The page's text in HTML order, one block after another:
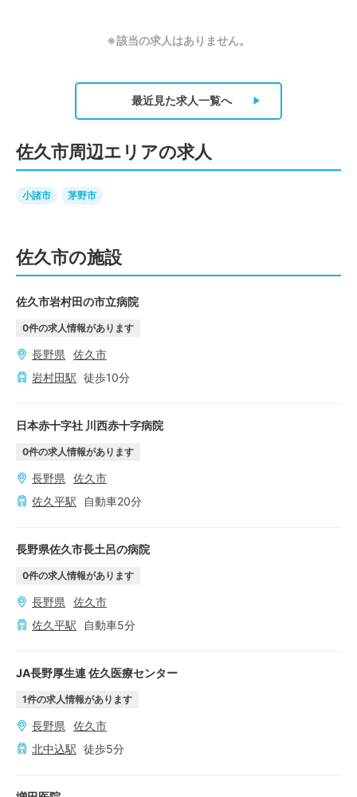
※該当の求人はありません。
最近見た求人一覧へ
佐久市周辺エリアの求人
小諸市 茅野市
佐久市の施設
佐久市岩村田の市立病院
0件の求人情報があります
長野県
佐久市
岩村田駅 徒歩10分
日本赤十字社 川西赤十字病院
0件の求人情報があります
長野県
佐久市
佐久平駅 自動車20分
長野県佐久市長土呂の病院
0件の求人情報があります
長野県
佐久市
佐久平駅 自動車5分
JA長野厚生連 佐久医療センター
1件の求人情報があります
長野県
佐久市
北中込駅 徒歩5分